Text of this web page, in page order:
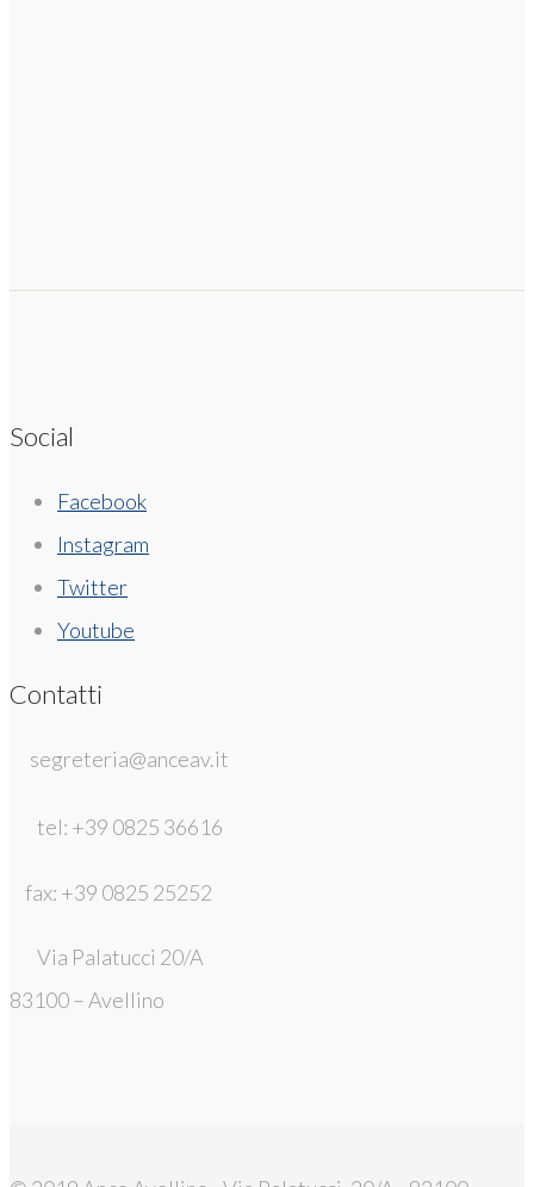
Social
Facebook
Instagram
Twitter
Youtube
Contatti
segreteria@anceav.it
tel: +39 0825 36616
fax: +39 0825 25252
Via Palatucci 20/A
83100 – Avellino